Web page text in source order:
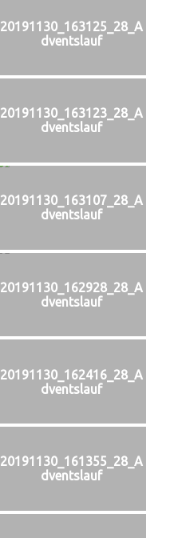
20191130_163125_28_A
dventslauf
20191130_163123_28_A
dventslauf
20191130_163107_28_A
dventslauf
20191130_162928_28_A
dventslauf
20191130_162416_28_A
dventslauf
20191130_161355_28_A
dventslauf